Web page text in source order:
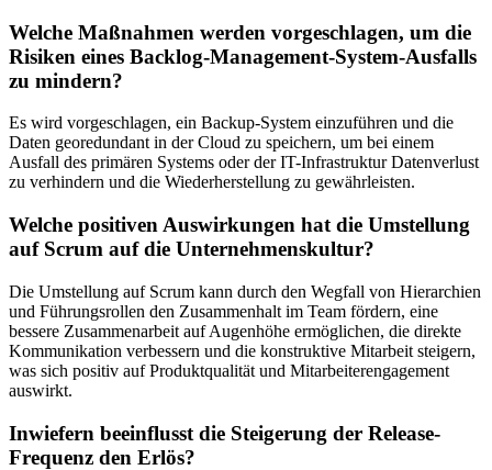
Welche Maßnahmen werden vorgeschlagen, um die
Risiken eines Backlog-Management-System-Ausfalls
zu mindern?
Es wird vorgeschlagen, ein Backup-System einzuführen und die
Daten georedundant in der Cloud zu speichern, um bei einem
Ausfall des primären Systems oder der IT-Infrastruktur Datenverlust
zu verhindern und die Wiederherstellung zu gewährleisten.
Welche positiven Auswirkungen hat die Umstellung
auf Scrum auf die Unternehmenskultur?
Die Umstellung auf Scrum kann durch den Wegfall von Hierarchien
und Führungsrollen den Zusammenhalt im Team fördern, eine
bessere Zusammenarbeit auf Augenhöhe ermöglichen, die direkte
Kommunikation verbessern und die konstruktive Mitarbeit steigern,
was sich positiv auf Produktqualität und Mitarbeiterengagement
auswirkt.
Inwiefern beeinflusst die Steigerung der Release-
Frequenz den Erlös?